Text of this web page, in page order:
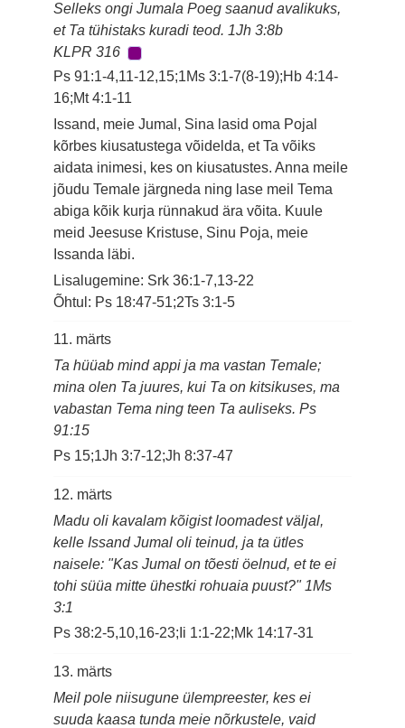
Selleks ongi Jumala Poeg saanud avalikuks,
et Ta tühistaks kuradi teod. 1Jh 3:8b
KLPR 316
Ps 91:1-4,11-12,15;1Ms 3:1-7(8-19);Hb 4:14-
16;Mt 4:1-11
Issand, meie Jumal, Sina lasid oma Pojal
kõrbes kiusatustega võidelda, et Ta võiks
aidata inimesi, kes on kiusatustes. Anna meile
jõudu Temale järgneda ning lase meil Tema
abiga kõik kurja rünnakud ära võita. Kuule
meid Jeesuse Kristuse, Sinu Poja, meie
Issanda läbi.
Lisalugemine: Srk 36:1-7,13-22
Õhtul: Ps 18:47-51;2Ts 3:1-5
11. märts
Ta hüüab mind appi ja ma vastan Temale;
mina olen Ta juures, kui Ta on kitsikuses, ma
vabastan Tema ning teen Ta auliseks. Ps
91:15
Ps 15;1Jh 3:7-12;Jh 8:37-47
12. märts
Madu oli kavalam kõigist loomadest väljal,
kelle Issand Jumal oli teinud, ja ta ütles
naisele: "Kas Jumal on tõesti öelnud, et te ei
tohi süüa mitte ühestki rohuaia puust?" 1Ms
3:1
Ps 38:2-5,10,16-23;Ii 1:1-22;Mk 14:17-31
13. märts
Meil pole niisugune ülempreester, kes ei
suuda kaasa tunda meie nõrkustele, vaid